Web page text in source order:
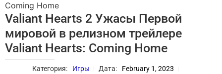
Coming Home
Valiant Hearts 2 Ужасы Первой
мировой в релизном трейлере
Valiant Hearts: Coming Home
Категория: Игры Дата:
February 1, 2023